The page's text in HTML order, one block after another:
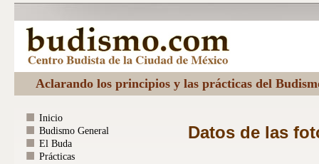
Aclarando los principios y las prácticas del
Datos de las
Inicio
Budismo General
El Buda
Prácticas